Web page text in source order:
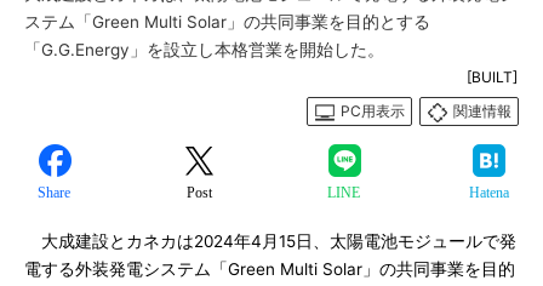
ステム「Green Multi Solar」の共同事業を目的とする
「G.G.Energy」を設立し本格営業を開始した。
[BUILT]
PC用表示
関連情報
Share Post LINE Hatena
大成建設とカネカは2024年4月15日、太陽電池モジュールで発
電する外装発電システム「Green Multi Solar」の共同事業を目的